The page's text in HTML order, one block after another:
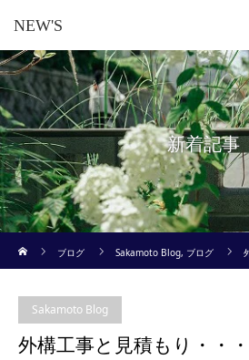
NEW'S
新着記事
ブログ
Sakamoto Blog, ブログ
Sakamoto Blog
外構工事と見積もり・・